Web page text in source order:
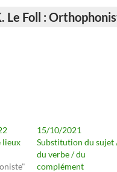
Le Foll :
lieux
15/10/2021
Substitution du sujet
du verbe / du
complément